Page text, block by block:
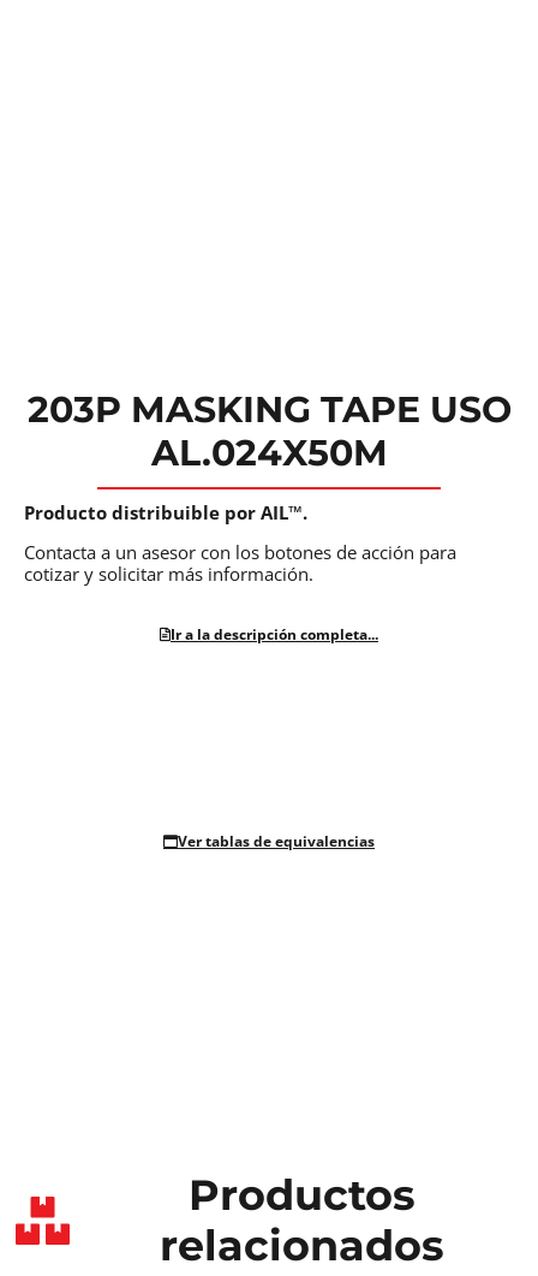
203P MASKING TAPE USO
AL.024X50M
Producto distribuible por AIL™.
Contacta a un asesor con los botones de acción para
cotizar y solicitar más información.
Ir a la descripción completa...
Ver tablas de equivalencias
Productos
relacionados